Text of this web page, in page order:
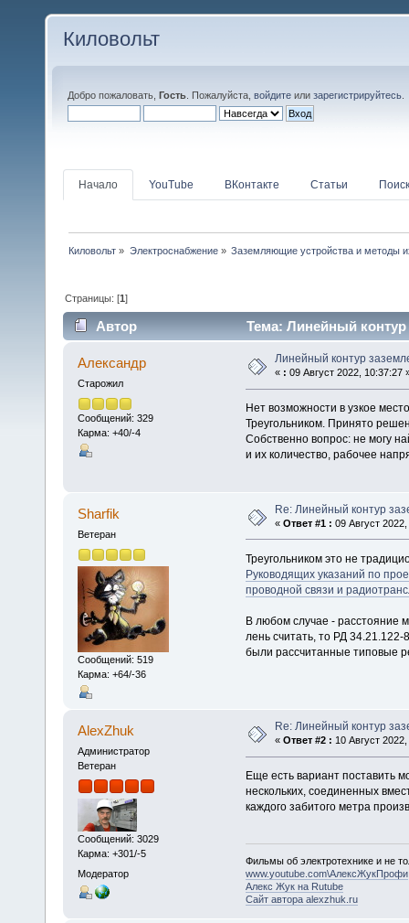
Киловольт
Добро пожаловать, Гость . Пожалуйста, войдите или зарегистрируйтесь
Начало YouTube ВКонтакте Статьи Поиск
Киловольт » Электроснабжение» Заземляющие устройства и методы
Страницы: [1]
Автор Тема: Линейный контур
Алексaндр
Старожил
Сообщений: 329
Карма: +40/-4
Линейный контур
« : 09 Август 2022, 10:37:27
Нет возможности в узкое
Треугольником. Принято
Собственно вопрос: не могу
и их количество, рабочее
Sharfik
Ветеран
Сообщений: 519
Карма: +64/-36
Re: Линейный контур
« Ответ #1 : 09 Август
Треугольником это не
Руководящих указаний по
проводной связи и
В любом случае - расстояние
лень считать, то РД
были рассчитанные типовые
AlexZhuk
Администратор
Ветеран
Сообщений: 3029
Карма: +301/-5
Модератор
Re: Линейный контур
« Ответ #2 : 10 Август
Еще есть вариант поставить
нескольких, соединенных
каждого забитого метра
Фильмы об электротехнике и не
www.youtube.com\АлексЖукПрофи
Алекс Жук на Rutube
Сайт автора alexzhuk.ru